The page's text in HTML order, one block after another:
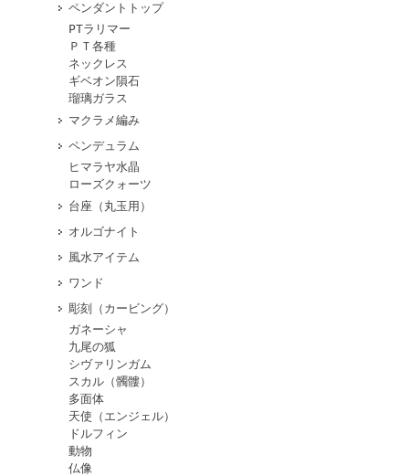
ペンダントトップ
PTラリマー
ＰＴ各種
ネックレス
ギベオン隕石
瑠璃ガラス
マクラメ編み
ペンデュラム
ヒマラヤ水晶
ローズクォーツ
台座（丸玉用）
オルゴナイト
風水アイテム
ワンド
彫刻（カービング）
ガネーシャ
九尾の狐
シヴァリンガム
スカル（髑髏）
多面体
天使（エンジェル）
ドルフィン
動物
仏像